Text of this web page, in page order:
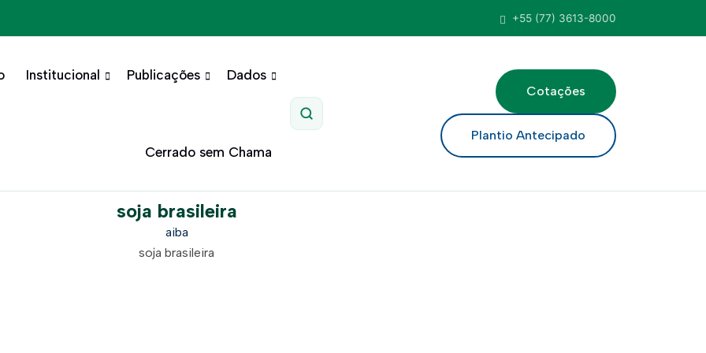
+55 (77) 3613-8000
Institucional Publicações Dados
Cerrado sem Chama
Pesquisar
Cotações
Plantio Antecipado
soja brasileira
aiba
soja brasileira